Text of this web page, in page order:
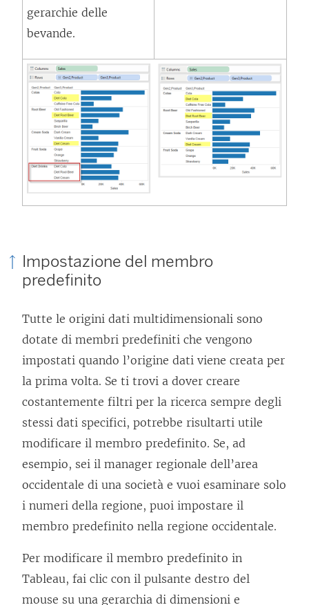
gerarchie delle
bevande.
Impostazione del membro
predefinito
Tutte le origini dati multidimensionali sono
dotate di membri predefiniti che vengono
impostati quando l’origine dati viene creata per
la prima volta. Se ti trovi a dover creare
costantemente filtri per la ricerca sempre degli
stessi dati specifici, potrebbe risultarti utile
modificare il membro predefinito. Se, ad
esempio, sei il manager regionale dell’area
occidentale di una società e vuoi esaminare solo
i numeri della regione, puoi impostare il
membro predefinito nella regione occidentale.
Per modificare il membro predefinito in
Tableau, fai clic con il pulsante destro del
mouse su una gerarchia di dimensioni e